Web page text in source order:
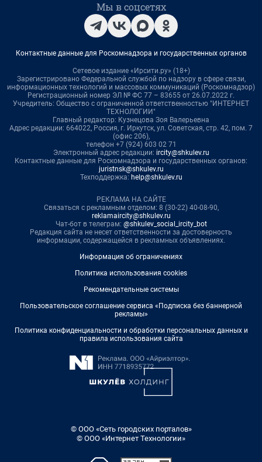
Мы в соцсетях
Контактные данные для Роскомнадзора и государственных органов
Сетевое издание «Ирсити.ру» (18+)
Зарегистрировано Федеральной службой по надзору в сфере связи,
информационных технологий и массовых коммуникаций (Роскомнадзор)
Регистрационный номер ЭЛ № ФС 77 – 83655 от 26.07.2022 г.
Учредитель: Общество с ограниченной ответственностью "ИНТЕРНЕТ
ТЕХНОЛОГИИ"
Главный редактор: Кузнецова Зоя Валерьевна
Адрес редакции: 664022, Россия, г. Иркутск, ул. Советская, стр. 42, пом. 7
(офис 206),
телефон +7 (924) 603 02 71
Электронный адрес редакции: ircity@shkulev.ru
Контактные данные для Роскомнадзора и государственных органов:
juristnsk@shkulev.ru
Техподдержка: help@shkulev.ru
РЕКЛАМА НА САЙТЕ
Связаться с рекламным отделом: 8 (30-22) 40-08-90,
reklamaircity@shkulev.ru
Чат-бот в телеграм: @shkulev_social_ircity_bot
Редакция сайта не несет ответственности за достоверность
информации, содержащейся в рекламных объявлениях.
Информация об ограничениях
Политика использования cookies
Рекомендательные системы
Пользовательское соглашение сервиса «Подписка без баннерной
рекламы»
Политика конфиденциальности и обработки персональных данных и
правила использования сайта
© ООО «Сеть городских порталов»
© ООО «Интернет Технологии»